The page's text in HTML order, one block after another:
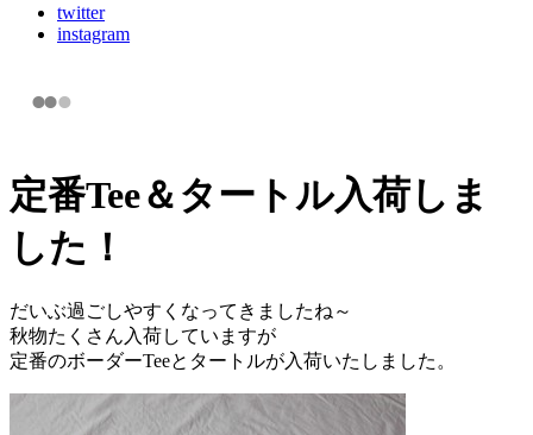
twitter
instagram
定番Tee＆タートル入荷しま
した！
だいぶ過ごしやすくなってきましたね～
秋物たくさん入荷していますが
定番のボーダーTeeとタートルが入荷いたしました。